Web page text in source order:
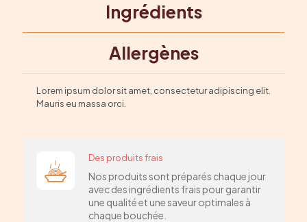
Ingrédients
Allergènes
Lorem ipsum dolor sit amet, consectetur adipiscing elit.
Mauris eu massa orci.
Des produits frais
Nos produits sont préparés chaque jour
avec des ingrédients frais pour garantir
une qualité et une saveur optimales à
chaque bouchée.